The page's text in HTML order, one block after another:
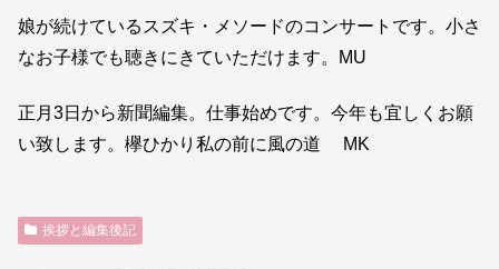
娘が続けているスズキ・メソードのコンサートです。小さ
なお子様でも聴きにきていただけます。MU
正月3日から新聞編集。仕事始めです。今年も宜しくお願
い致します。欅ひかり私の前に風の道 MK
挨拶と編集後記